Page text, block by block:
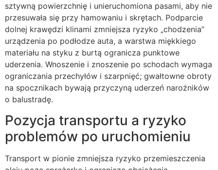
sztywną powierzchnię i unieruchomiona pasami, aby nie
przesuwała się przy hamowaniu i skrętach. Podparcie
dolnej krawędzi klinami zmniejsza ryzyko „chodzenia”
urządzenia po podłodze auta, a warstwa miękkiego
materiału na styku z burtą ogranicza punktowe
uderzenia. Wnoszenie i znoszenie po schodach wymaga
ograniczania przechyłów i szarpnięć; gwałtowne obroty
na spocznikach bywają przyczyną uderzeń narożników
o balustradę.
Pozycja transportu a ryzyko
problemów po uruchomieniu
Transport w pionie zmniejsza ryzyko przemieszczenia